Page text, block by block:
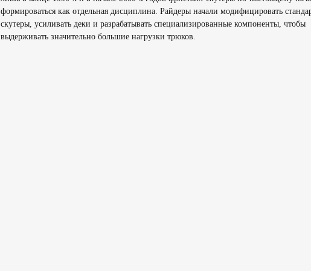
формироваться как отдельная дисциплина. Райдеры начали модифицировать
скутеры, усиливать деки и разрабатывать специализированные компоненты, чтобы
выдерживать значительно большие нагрузки трюков.